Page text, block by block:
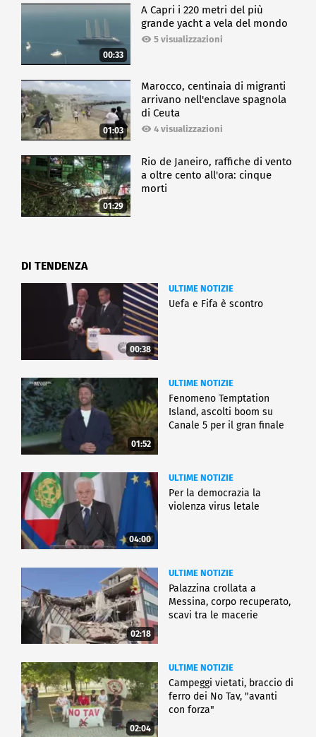
00:33
A Capri i 220 metri del più
grande yacht a vela del mondo
5 visualizzazioni
01:03
Marocco, centinaia di migranti
arrivano nell'enclave spagnola
di Ceuta
4 visualizzazioni
01:29
Rio de Janeiro, raffiche di vento
a oltre cento all'ora: cinque
morti
DI TENDENZA
00:38
ULTIME NOTIZIE
Uefa e Fifa è scontro
01:52
ULTIME NOTIZIE
Fenomeno Temptation
Island, ascolti boom su
Canale 5 per il gran finale
04:00
ULTIME NOTIZIE
Per la democrazia la
violenza virus letale
02:18
ULTIME NOTIZIE
Palazzina crollata a
Messina, corpo recuperato,
scavi tra le macerie
02:04
ULTIME NOTIZIE
Campeggi vietati, braccio di
ferro dei No Tav, "avanti
con forza"